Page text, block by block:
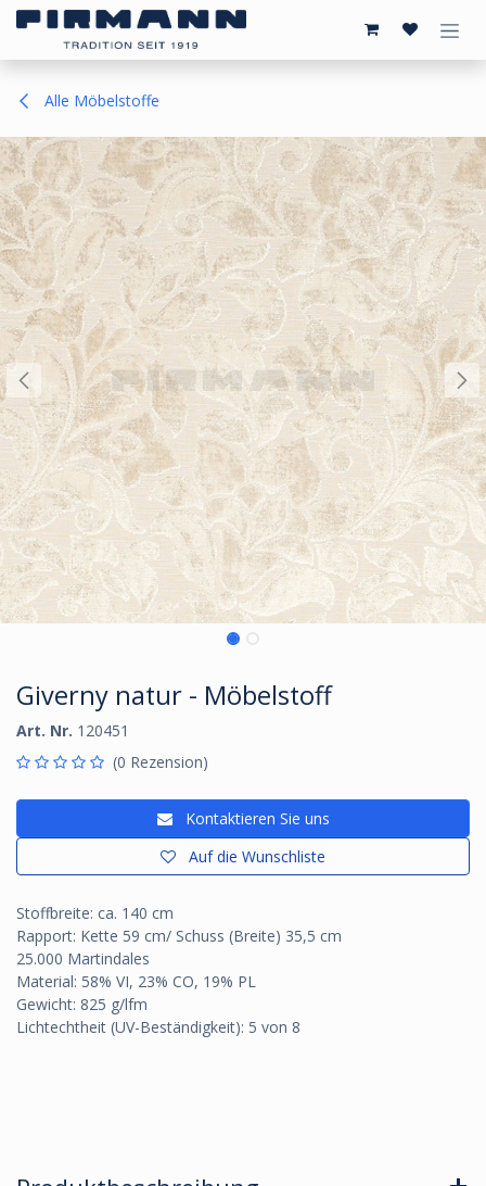
Zum Inhalt springen
Alle Möbelstoffe
Giverny natur - Möbelstoff
Art. Nr. 120451
(0 Rezension)
Kontaktieren Sie uns
Auf die Wunschliste
Stoffbreite: ca. 140 cm
Rapport: Kette 59 cm/ Schuss (Breite) 35,5 cm
25.000 Martindales
Material: 58% VI, 23% CO, 19% PL
Gewicht: 825 g/lfm
Lichtechtheit (UV-Beständigkeit): 5 von 8